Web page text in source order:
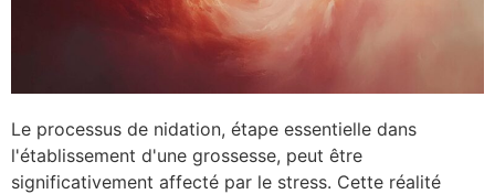
Le processus de nidation, étape essentielle dans
l'établissement d'une grossesse, peut être
significativement affecté par le stress. Cette réalité